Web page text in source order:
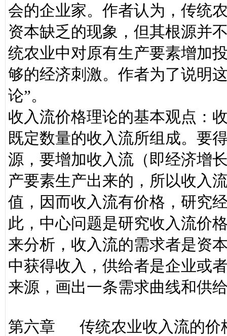
会的企业家。作者认为，传统
资本缺乏的现象，但其根源并
统农业中对原有生产要素增加
够的经济刺激。作者为了说明
论”。
收入流价格理论的基本观点：
既定数量的收入流所组成。要
源，要增加收入流（即经济增
产要素生产出来的，所以收入
值，因而收入流有价格，研究
此，中心问题是研究收入流价
来分析，收入流的需求者是资
中获得收入，供给者是企业或
来源，画出一条需求曲线和供
第六章 传统农业收入流的价